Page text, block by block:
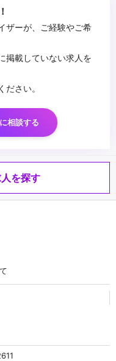
ザーが、ご経験やご希
掲載していない求人を
さい。
相談する
を探す